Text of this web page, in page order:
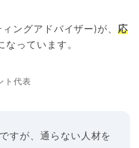
ングアドバイザー)が、応
なっています。
ト代表
すが、通らない人材を